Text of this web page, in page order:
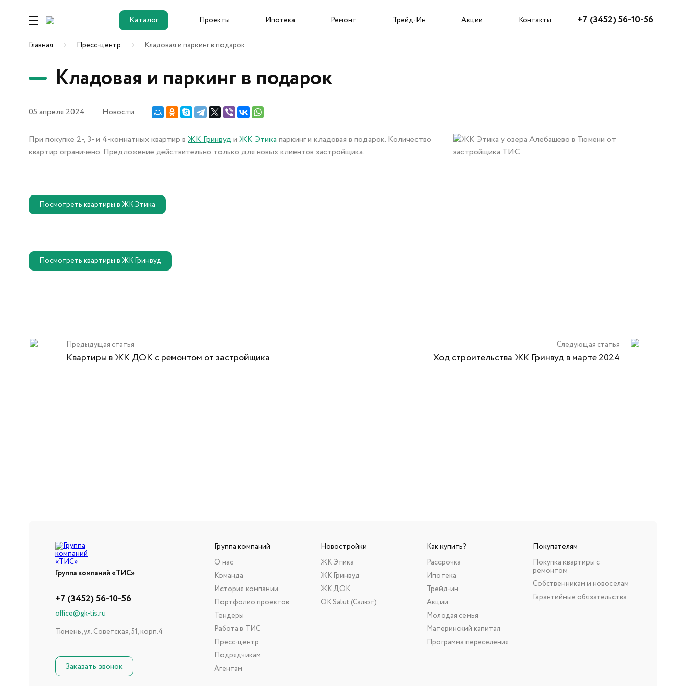
Каталог Проекты Ипотека Ремонт Трейд-Ин Акции Контакты +7 (3452) 56-10-56
Каталог Собственникам и новоселам Агентам
Ремонт от
застройщика
Трейд-Ин
Новостройки
ЖК ДОК
О застройщике Пресс-центр Как купить?
Главная Пресс-центр Кладовая и паркинг в подарок
Кладовая и паркинг в подарок
05 апреля 2024 Новости
При покупке 2-, 3- и 4-комнатных квартир в ЖК Гринвуд и ЖК Этика паркинг и кладовая в подарок. Количество
квартир ограничено. Предложение действительно только для новых клиентов застройщика.
Посмотреть квартиры в ЖК Этика
Посмотреть квартиры в ЖК Гринвуд
Предыдущая статья
Квартиры в ЖК ДОК с ремонтом от застройщика
Следующая статья
Ход строительства ЖК Гринвуд в марте 2024
Группа компаний «ТИС»
+7 (3452) 56-10-56
office@gk-tis.ru
Тюмень, ул. Советская, 51, корп.4
Заказать звонок
Группа компаний
О нас
Команда
История компании
Портфолио проектов
Тендеры
Работа в ТИС
Пресс-центр
Подрядчикам
Агентам
Новостройки
ЖК Этика
ЖК Гринвуд
ЖК ДОК
ОК Salut (Салют)
Как купить?
Рассрочка
Ипотека
Трейд-ин
Акции
Молодая семья
Материнский капитал
Программа переселения
Покупателям
Покупка квартиры с
ремонтом
Собственникам и новоселам
Гарантийные обязательства